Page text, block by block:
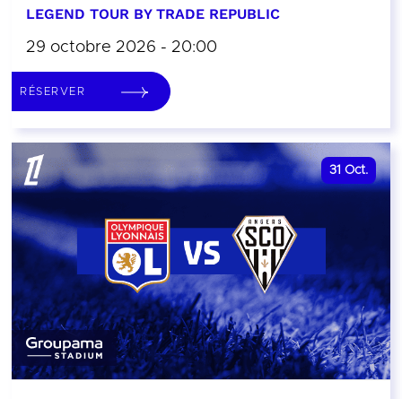
LEGEND TOUR BY TRADE REPUBLIC
29 octobre 2026 - 20:00
RÉSERVER
31 Oct.